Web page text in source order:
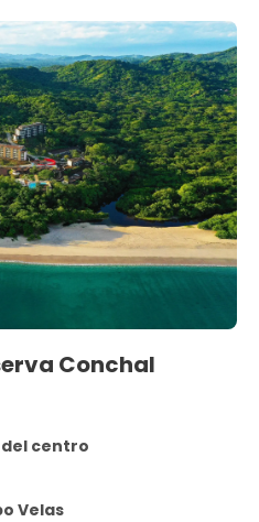
Conchal
del centro
Velas